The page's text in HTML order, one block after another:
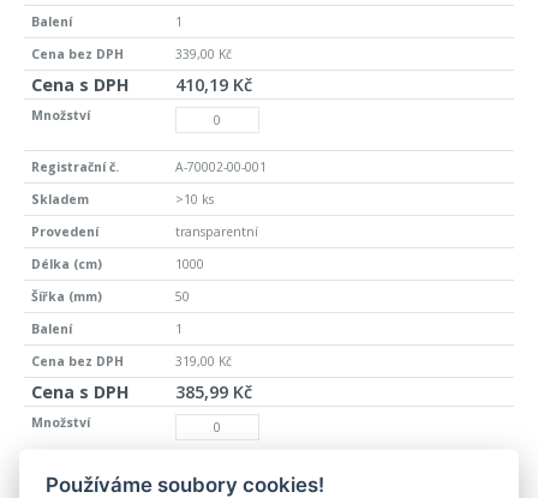
1
339,00 Kč
410,19 Kč
A-70002-00-001
>10 ks
transparentní
1000
50
1
319,00 Kč
385,99 Kč
A-70002-00-005
Používáme soubory cookies!